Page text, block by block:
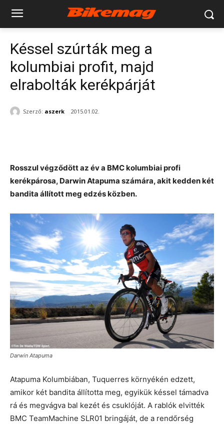
Késsel szúrták meg a
kolumbiai profit, majd
elrabolták kerékpárját
Szerző: aszerk 2015.01.02.
Rosszul végződött az év a BMC kolumbiai profi
kerékpárosa, Darwin Atapuma számára, akit kedden két
bandita állított meg edzés közben.
Darwin Atapuma
Atapuma Kolumbiában, Tuquerres környékén edzett,
amikor két bandita állította meg, egyikük késsel támadva
rá és megvágva bal kezét és csuklóját. A rablók elvitték
BMC TeamMachine SLR01 bringáját, de a rendőrség